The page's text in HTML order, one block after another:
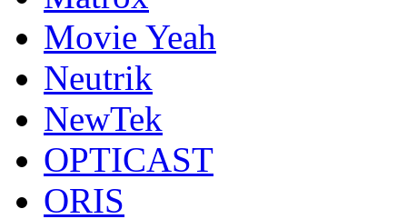
Movie Yeah
Neutrik
NewTek
OPTICAST
ORIS